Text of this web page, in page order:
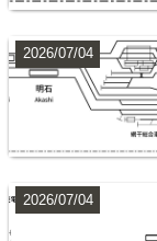
2026/07/04
2026/07/04